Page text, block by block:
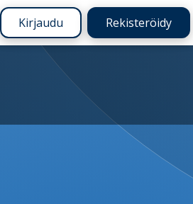
Kirjaudu Rekisteröidy